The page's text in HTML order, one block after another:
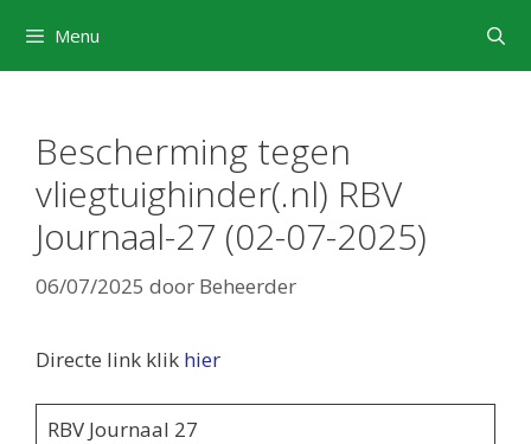
naar
de
Menu
Bescherming tegen
vliegtuighinder(.nl) RBV
Journaal-27 (02-07-2025)
06/07/2025 door Beheerder
Directe link klik hier
RBV Journaal 27